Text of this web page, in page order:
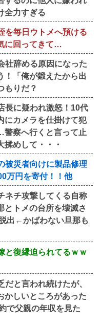
全力すぎる
を毎日ウトメへ預ける
に回ってきて…
社辞める原因になった
！「俺が鍛えたから出
もりだ？
長に疑われ激怒！10代
にカメラを仕掛けて犯
警察へ行くと言って止
めして・・・
被災者向けに製品修理
万円を寄付！！他
ネチ攻撃してくる自称
とトメの台所を壊滅さ
出←かばわない旦那も
と復縁迫られてるｗｗ
だと言われ続けたが、
かしいところがあった
で父親の年収を見た